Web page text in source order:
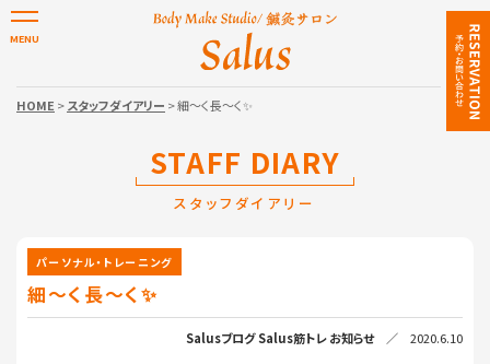
HOME >スタッフダイアリー > 細〜く長〜く✨
STAFF DIARY
スタッフダイアリー
パーソナル・トレーニング
細〜く長〜く✨
SalusブログSalus筋トレ お知らせ／ 2020.6.10